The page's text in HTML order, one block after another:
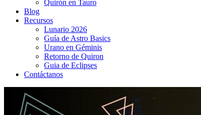
Quirón en Tauro
Blog
Recursos
Lunario 2026
Guía de Astro Basics
Urano en Géminis
Retorno de Quiron
Guia de Eclipses
Contáctanos